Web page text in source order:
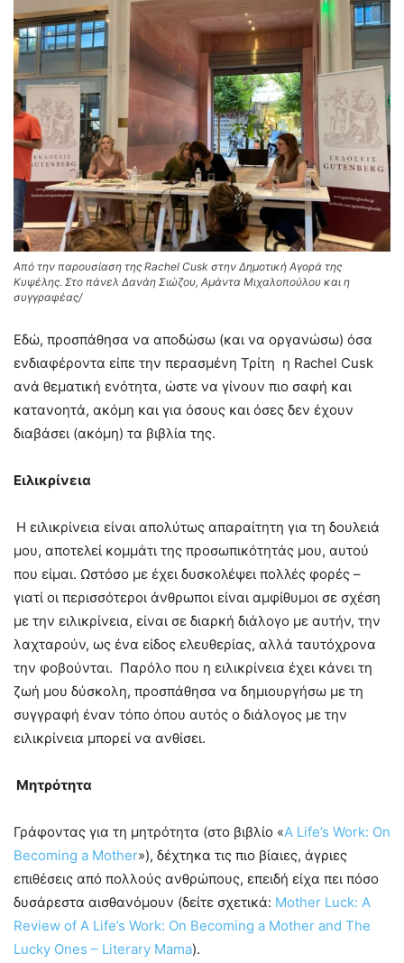
Από την παρουσίαση της Rachel Cusk στην Δημοτική Αγορά της
Κυψέλης. Στο πάνελ Δανάη Σιώζου, Αμάντα Μιχαλοπούλου και η
συγγραφέας/
Εδώ, προσπάθησα να αποδώσω (και να οργανώσω) όσα
ενδιαφέροντα είπε την περασμένη Τρίτη η Rachel Cusk
ανά θεματική ενότητα, ώστε να γίνουν πιο σαφή και
κατανοητά, ακόμη και για όσους και όσες δεν έχουν
διαβάσει (ακόμη) τα βιβλία της.
Ειλικρίνεια
Η ειλικρίνεια είναι απολύτως απαραίτητη για τη δουλειά
μου, αποτελεί κομμάτι της προσωπικότητάς μου, αυτού
που είμαι. Ωστόσο με έχει δυσκολέψει πολλές φορές –
γιατί οι περισσότεροι άνθρωποι είναι αμφίθυμοι σε σχέση
με την ειλικρίνεια, είναι σε διαρκή διάλογο με αυτήν, την
λαχταρούν, ως ένα είδος ελευθερίας, αλλά ταυτόχρονα
την φοβούνται. Παρόλο που η ειλικρίνεια έχει κάνει τη
ζωή μου δύσκολη, προσπάθησα να δημιουργήσω με τη
συγγραφή έναν τόπο όπου αυτός ο διάλογος με την
ειλικρίνεια μπορεί να ανθίσει.
Μητρότητα
Γράφοντας για τη μητρότητα (στο βιβλίο «A Life’s Work: On
Becoming a Mother»), δέχτηκα τις πιο βίαιες, άγριες
επιθέσεις από πολλούς ανθρώπους, επειδή είχα πει πόσο
δυσάρεστα αισθανόμουν (δείτε σχετικά: Mother Luck: A
Review of A Life’s Work: On Becoming a Mother and The
Lucky Ones – Literary Mama).